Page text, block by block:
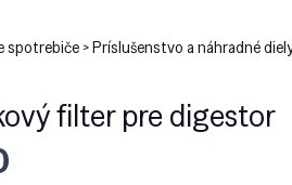
spotrebiče > Príslušenstvo a náhradné
filter pre digestor